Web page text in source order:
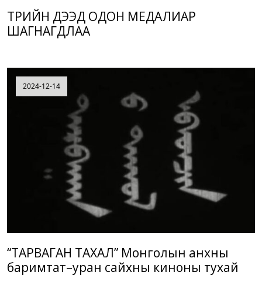
ТӨРИЙН ДЭЭД ОДОН МЕДАЛИАР
ШАГНАГДЛАА
2024-12-14
“ТАРВАГАН ТАХАЛ” Монголын анхны
баримтат–уран сайхны киноны тухай